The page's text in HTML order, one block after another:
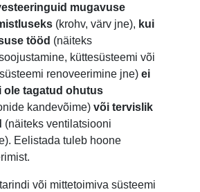
mugavuse
(krohv, värv jne), kui
tööd (näiteks
küttesüsteemi või
renoveerimine jne) ei
ole tagatud ohutus
kandevõime) või tervislik
(näiteks ventilatsiooni
Eelistada tuleb hoone
või mittetoimiva süsteemi